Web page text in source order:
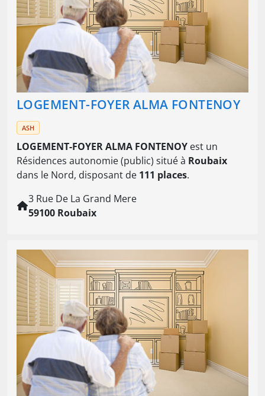
LOGEMENT-FOYER ALMA FONTENOY
ASH
LOGEMENT-FOYER ALMA FONTENOY est un
Résidences autonomie (public) situé à Roubaix
dans le Nord, disposant de 111 places.
3 Rue De La Grand Mere
59100 Roubaix